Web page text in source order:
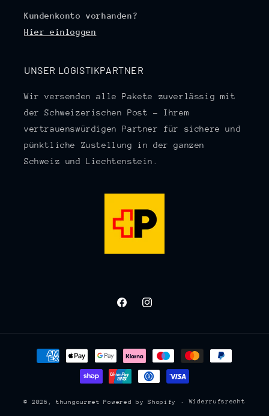
Kundenkonto vorhanden?
Hier einloggen
UNSER LOGISTIKPARTNER
Wir versenden alle Pakete zuverlässig mit
der Schweizerischen Post – Ihrem
vertrauenswürdigen Partner für sichere und
pünktliche Zustellung in der ganzen
Schweiz und Liechtenstein.
FacebookInstagram
Zahlungsmethoden
© 2026,thungourmet Powered by Shopify Widerrufsrecht